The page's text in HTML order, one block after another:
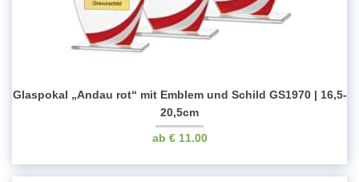
Glaspokal „Andau rot“ mit Emblem und Schild GS1970 | 16,5-
20,5cm
€11.00